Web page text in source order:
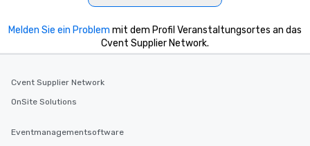
Melden Sie ein Problem mit dem Profil Veranstaltungsortes an das
Cvent Supplier Network.
Cvent Supplier Network
OnSite Solutions
Eventmanagementsoftware